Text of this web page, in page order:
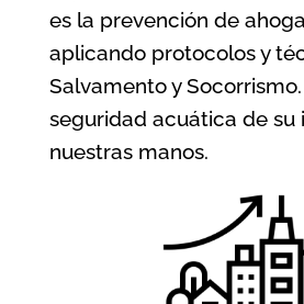
es la prevención de
aplicando protocolos y
Salvamento y
seguridad acuática de su
nuestras manos.